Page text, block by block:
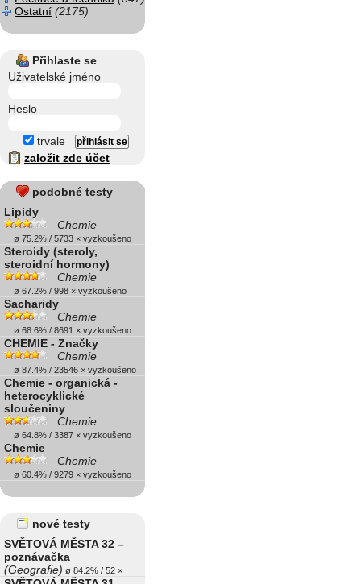
Ostatní (2175)
Přihlaste se
Uživatelské jméno
Heslo
trvale
založit zde účet
podobné testy
Lipidy
Chemie
ø 75.2% / 5733 × vyzkoušeno
Steroidy (steroly,
steroidní hormony)
Chemie
ø 67.2% / 998 × vyzkoušeno
Sacharidy
Chemie
ø 68.6% / 8691 × vyzkoušeno
CHEMIE - Značky
Chemie
ø 87.4% / 23546 × vyzkoušeno
Chemie - organická -
heterocyklické
sloučeniny
Chemie
ø 64.8% / 3387 × vyzkoušeno
Chemie
Chemie
ø 60.4% / 9279 × vyzkoušeno
nové testy
SVĚTOVÁ MĚSTA 32 –
poznávačka
(Geografie) ø 84.2% / 52 ×